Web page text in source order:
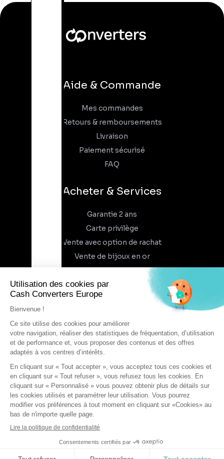
Aide & Commande
Mes commandes
Retours & remboursements
Livraison
Paiement sécurisé
FAQ
Acheter & Services
Garantie 2 ans
Carte privilège
Vente avec option de rachat
Vente de bijoux en or
À propos
Recrutement
Trouvez un magasin
Rejoindre l'aventure
DEVENIR FRANCHISÉ
Conditions générales d'utilisation
Protection des données